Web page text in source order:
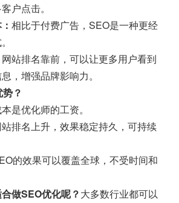
户点击。
相比于付费广告，SEO是一种更经
网站排名靠前，可以让更多用户看到
，增强品牌影响力。
？
是优化师的工资。
排名上升，效果稳定持久，可持续
的效果可以覆盖全球，不受时间和
做SEO优化呢？大多数行业都可以